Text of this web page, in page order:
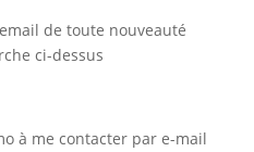
de toute nouveauté
ci-dessus
à me contacter par e-mail